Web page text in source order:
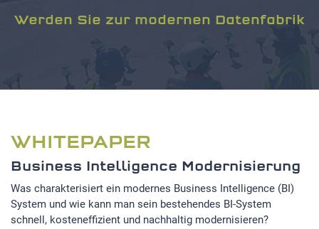
Werden Sie zur modernen Datenfabrik
WHITEPAPER
Business Intelligence Modernisierung
Was charakterisiert ein modernes Business Intelligence (BI)
System und wie kann man sein bestehendes BI-System
schnell, kosteneffizient und nachhaltig modernisieren?